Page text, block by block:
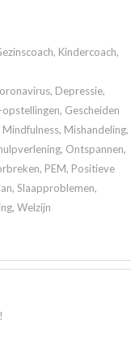
Kindercoach,
Depressie,
Gescheiden
Mishandeling,
Ontspannen,
PEM, Positieve
Slaapproblemen,
Welzijn